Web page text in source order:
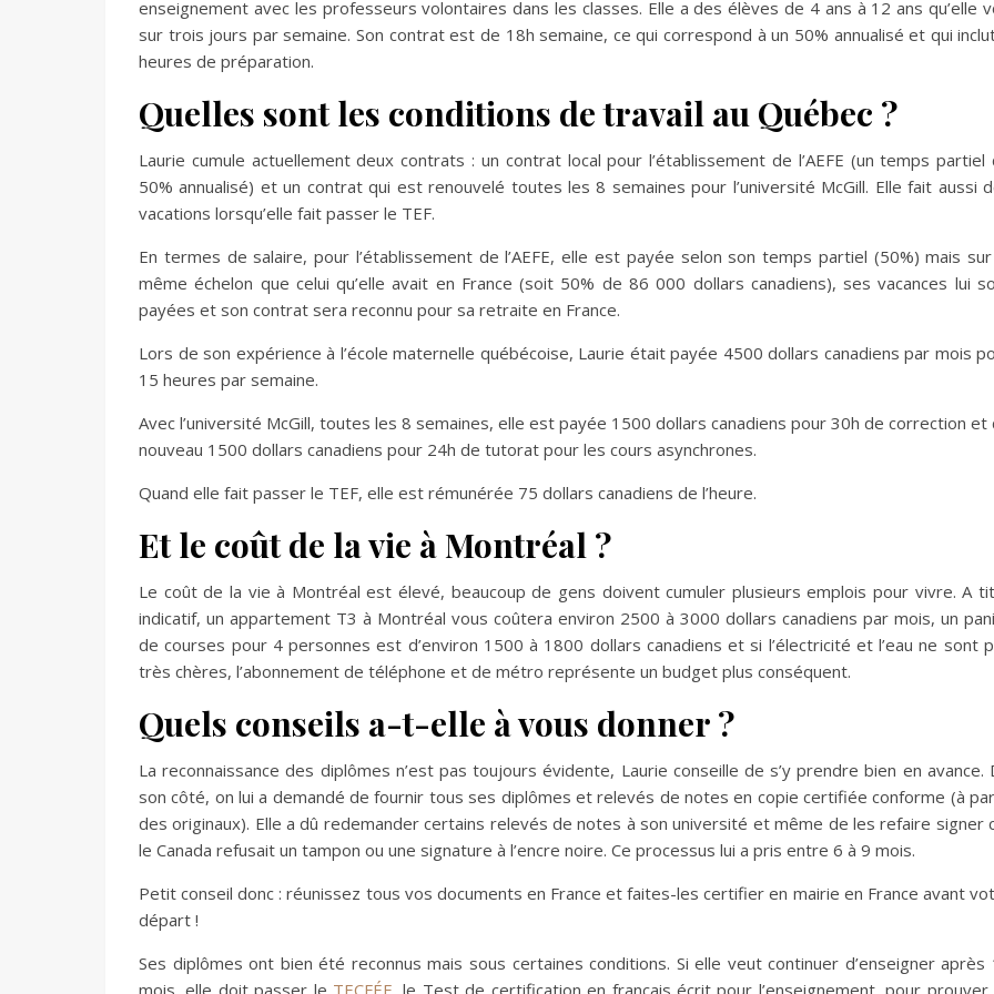
enseignement avec les professeurs volontaires dans les classes. Elle a des élèves de 4 ans à 12 ans qu’elle
sur trois jours par semaine. Son contrat est de 18h semaine, ce qui correspond à un 50% annualisé et qui
heures de préparation.
Quelles sont les conditions de travail au Québec ?
Laurie cumule actuellement deux contrats : un contrat local pour l’établissement de l’AEFE (un temps partiel
50% annualisé) et un contrat qui est renouvelé toutes les 8 semaines pour l’université McGill. Elle fait aussi
vacations lorsqu’elle fait passer le TEF.
En termes de salaire, pour l’établissement de l’AEFE, elle est payée selon son temps partiel (50%) mais
même échelon que celui qu’elle avait en France (soit 50% de 86 000 dollars canadiens), ses vacances lui
payées et son contrat sera reconnu pour sa retraite en France.
Lors de son expérience à l’école maternelle québécoise, Laurie était payée 4500 dollars canadiens par mois
15 heures par semaine.
Avec l’université McGill, toutes les 8 semaines, elle est payée 1500 dollars canadiens pour 30h de correction et
nouveau 1500 dollars canadiens pour 24h de tutorat pour les cours asynchrones.
Quand elle fait passer le TEF, elle est rémunérée 75 dollars canadiens de l’heure.
Et le coût de la vie à Montréal ?
Le coût de la vie à Montréal est élevé, beaucoup de gens doivent cumuler plusieurs emplois pour vivre. A
indicatif, un appartement T3 à Montréal vous coûtera environ 2500 à 3000 dollars canadiens par mois, un
de courses pour 4 personnes est d’environ 1500 à 1800 dollars canadiens et si l’électricité et l’eau ne sont
très chères, l’abonnement de téléphone et de métro représente un budget plus conséquent.
Quels conseils a-t-elle à vous donner ?
La reconnaissance des diplômes n’est pas toujours évidente, Laurie conseille de s’y prendre bien en avance.
son côté, on lui a demandé de fournir tous ses diplômes et relevés de notes en copie certifiée conforme (à
des originaux). Elle a dû redemander certains relevés de notes à son université et même de les refaire signer
le Canada refusait un tampon ou une signature à l’encre noire. Ce processus lui a pris entre 6 à 9 mois.
Petit conseil donc : réunissez tous vos documents en France et faites-les certifier en mairie en France avant
départ !
Ses diplômes ont bien été reconnus mais sous certaines conditions. Si elle veut continuer d’enseigner après
mois, elle doit passer le TECFÉE , le Test de certification en français écrit pour l’enseignement, pour prouver